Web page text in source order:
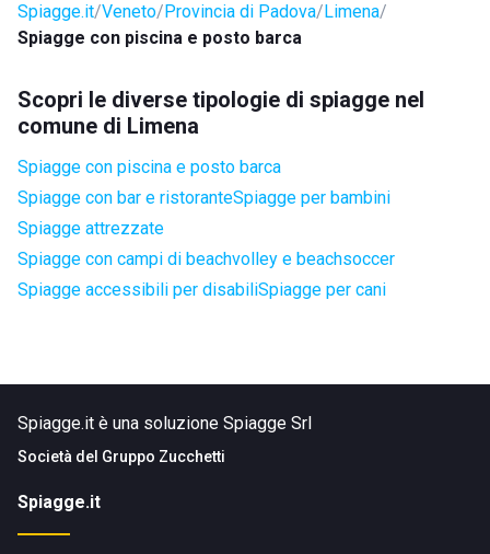
Spiagge.it Veneto Provincia di Padova Limena
Spiagge con piscina e posto barca
Scopri le diverse tipologie di spiagge nel
comune di Limena
Spiagge con piscina e posto barca
Spiagge con bar e ristoranteSpiagge per bambini
Spiagge attrezzate
Spiagge con campi di beachvolley e beachsoccer
Spiagge accessibili per disabiliSpiagge per cani
Spiagge.it è una soluzione Spiagge Srl
Società del Gruppo Zucchetti
Spiagge.it